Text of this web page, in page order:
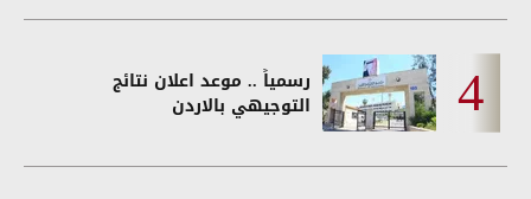
رسمياً .. موعد اعلان نتائج
التوجيهي بالاردن